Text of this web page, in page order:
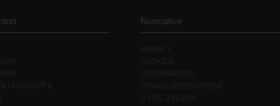
Normative